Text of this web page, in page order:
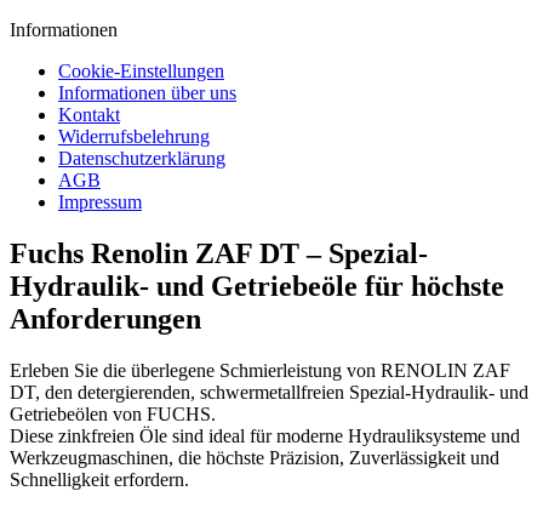
Informationen
Cookie-Einstellungen
Informationen über uns
Kontakt
Widerrufsbelehrung
Datenschutzerklärung
AGB
Impressum
Fuchs Renolin ZAF DT – Spezial-
Hydraulik- und Getriebeöle für höchste
Anforderungen
Erleben Sie die überlegene Schmierleistung von RENOLIN ZAF
DT, den detergierenden, schwermetallfreien Spezial-Hydraulik- und
Getriebeölen von FUCHS.
Diese zinkfreien Öle sind ideal für moderne Hydrauliksysteme und
Werkzeugmaschinen, die höchste Präzision, Zuverlässigkeit und
Schnelligkeit erfordern.